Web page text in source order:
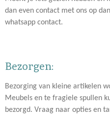
dan even contact met ons op
whatsapp contact.
Bezorgen:
Bezorging van kleine artikelen
Meubels en te fragiele spullen
bezorgd. Vraag naar opties en